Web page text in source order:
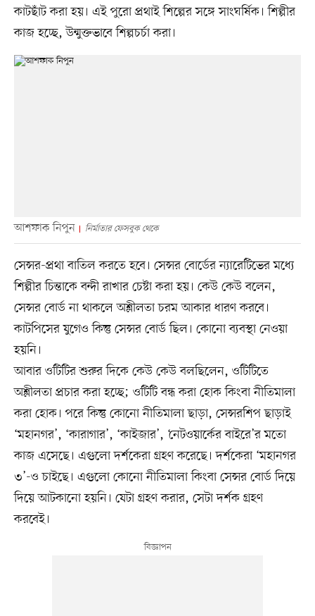
কাটছাঁট করা হয়। এই পুরো প্রথাই শিল্পের সঙ্গে সাংঘর্ষিক। শিল্পীর
কাজ হচ্ছে, উন্মুক্তভাবে শিল্পচর্চা করা।
আশফাক নিপুন নির্মাতার ফেসবুক থেকে
সেন্সর-প্রথা বাতিল করতে হবে। সেন্সর বোর্ডের ন্যারেটিভের মধ্যে
শিল্পীর চিন্তাকে বন্দী রাখার চেষ্টা করা হয়। কেউ কেউ বলেন,
সেন্সর বোর্ড না থাকলে অশ্লীলতা চরম আকার ধারণ করবে।
কাটপিসের যুগেও কিন্তু সেন্সর বোর্ড ছিল। কোনো ব্যবস্থা নেওয়া
হয়নি।
আবার ওটিটির শুরুর দিকে কেউ কেউ বলছিলেন, ওটিটিতে
অশ্লীলতা প্রচার করা হচ্ছে; ওটিটি বন্ধ করা হোক কিংবা নীতিমালা
করা হোক। পরে কিন্তু কোনো নীতিমালা ছাড়া, সেন্সরশিপ ছাড়াই
‘মহানগর’, ‘কারাগার’, ‘কাইজার’, ‘নেটওয়ার্কের বাইরে’র মতো
কাজ এসেছে। এগুলো দর্শকেরা গ্রহণ করেছে। দর্শকেরা ‘মহানগর
৩’-ও চাইছে। এগুলো কোনো নীতিমালা কিংবা সেন্সর বোর্ড দিয়ে
দিয়ে আটকানো হয়নি। যেটা গ্রহণ করার, সেটা দর্শক গ্রহণ
করবেই।